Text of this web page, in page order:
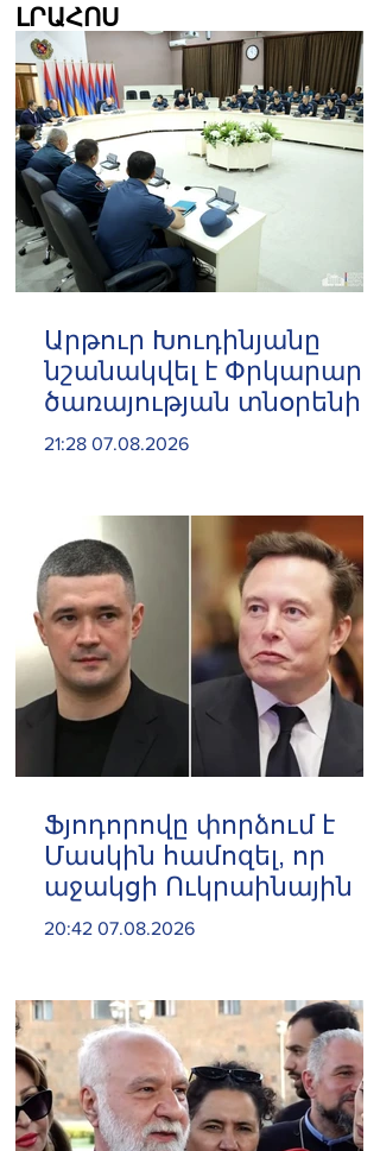
ԼՐԱՀՈՍ
Արթուր Խուդինյանը
նշանակվել է Փրկարար
ծառայության տնօրենի
տեղակալ
21:28 07.08.2026
Ֆյոդորովը փորձում է
Մասկին համոզել, որ
աջակցի Ուկրաինային
20:42 07.08.2026